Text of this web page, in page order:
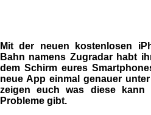
Mit der neuen kostenlosen
Bahn namens Zugradar habt
dem Schirm eures
neue App einmal genauer
zeigen euch was diese
Probleme gibt.